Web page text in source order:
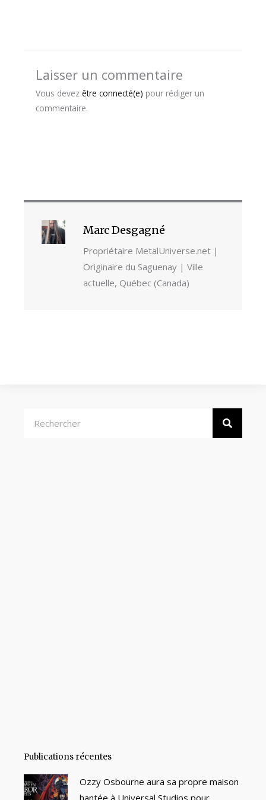
Laisser un commentaire
Vous devez être connecté(e) pour rédiger un
commentaire.
Marc Desgagné
Propriétaire MetalUniverse.net |
Originaire du Saguenay | Ville
actuelle, Québec (Canada)
Publications récentes
Ozzy Osbourne aura sa propre maison